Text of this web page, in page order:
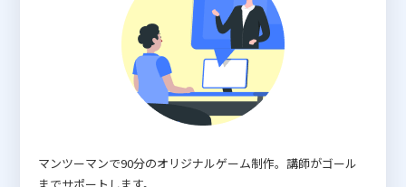
マンツーマンで90分のオリジナルゲーム制作。講師がゴール